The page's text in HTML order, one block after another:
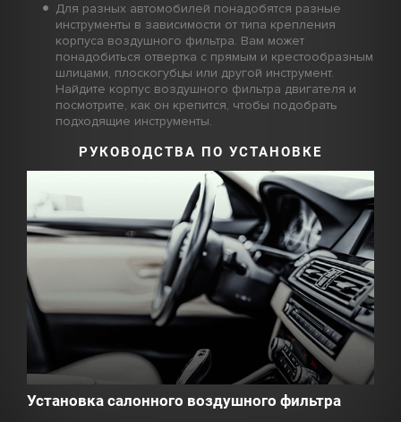
Для разных автомобилей понадобятся разные
инструменты в зависимости от типа крепления
корпуса воздушного фильтра. Вам может
понадобиться отвертка с прямым и крестообразным
шлицами, плоскогубцы или другой инструмент.
Найдите корпус воздушного фильтра двигателя и
посмотрите, как он крепится, чтобы подобрать
подходящие инструменты.
РУКОВОДСТВА ПО УСТАНОВКЕ
Установка салонного воздушного фильтра